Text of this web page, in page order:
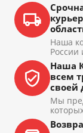
Наша
Наша
всем
своей
Мы